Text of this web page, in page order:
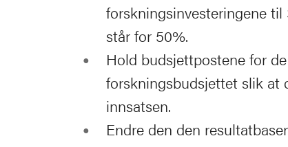
forskningsinvesteringene
står for 50%.
Hold budsjettpostene for
forskningsbudsjettet slik at
innsatsen.
Endre den den